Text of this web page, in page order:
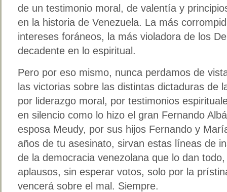
de un testimonio moral, de valentía y
en la historia de Venezuela. La más
intereses foráneos, la más violadora de los
decadente en lo espiritual.
Pero por eso mismo, nunca perdamos de
las victorias sobre las distintas dictaduras de
por liderazgo moral, por testimonios
en silencio como lo hizo el gran Fernando
esposa Meudy, por sus hijos Fernando y
años de tu asesinato, sirvan estas líneas de
de la democracia venezolana que lo dan
aplausos, sin esperar votos, solo por la
vencerá sobre el mal. Siempre.